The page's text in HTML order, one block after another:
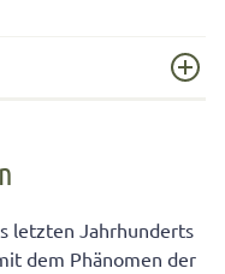
Kind an Dyskalkulie
letzten Jahrhunderts
dem Phänomen der